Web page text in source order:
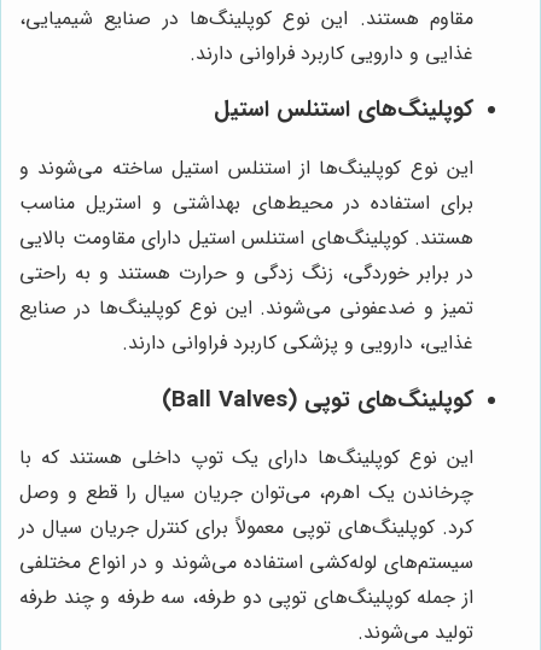
مقاوم هستند. این نوع کوپلینگ‌ها در صنایع شیمیایی،
غذایی و دارویی کاربرد فراوانی دارند.
کوپلینگ‌های استنلس استیل
این نوع کوپلینگ‌ها از استنلس استیل ساخته می‌شوند و
برای استفاده در محیط‌های بهداشتی و استریل مناسب
هستند. کوپلینگ‌های استنلس استیل دارای مقاومت بالایی
در برابر خوردگی، زنگ زدگی و حرارت هستند و به راحتی
تمیز و ضدعفونی می‌شوند. این نوع کوپلینگ‌ها در صنایع
غذایی، دارویی و پزشکی کاربرد فراوانی دارند.
کوپلینگ‌های توپی (Ball Valves)
این نوع کوپلینگ‌ها دارای یک توپ داخلی هستند که با
چرخاندن یک اهرم، می‌توان جریان سیال را قطع و وصل
کرد. کوپلینگ‌های توپی معمولاً برای کنترل جریان سیال در
سیستم‌های لوله‌کشی استفاده می‌شوند و در انواع مختلفی
از جمله کوپلینگ‌های توپی دو طرفه، سه طرفه و چند طرفه
تولید می‌شوند.